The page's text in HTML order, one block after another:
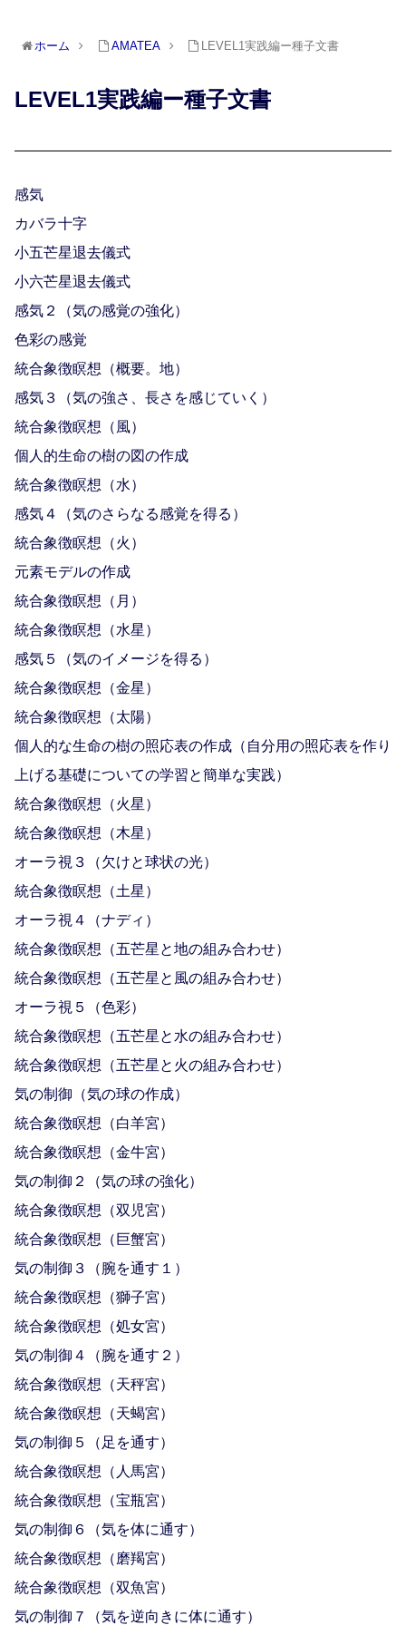
ホーム AMATEA LEVEL1実践編ー種子文書
LEVEL1実践編ー種子文書
感気
カバラ十字
小五芒星退去儀式
小六芒星退去儀式
感気２（気の感覚の強化）
色彩の感覚
統合象徴瞑想（概要。地）
感気３（気の強さ、長さを感じていく）
統合象徴瞑想（風）
個人的生命の樹の図の作成
統合象徴瞑想（水）
感気４（気のさらなる感覚を得る）
統合象徴瞑想（火）
元素モデルの作成
統合象徴瞑想（月）
統合象徴瞑想（水星）
感気５（気のイメージを得る）
統合象徴瞑想（金星）
統合象徴瞑想（太陽）
個人的な生命の樹の照応表の作成（自分用の照応表を作り
上げる基礎についての学習と簡単な実践）
統合象徴瞑想（火星）
統合象徴瞑想（木星）
オーラ視３（欠けと球状の光）
統合象徴瞑想（土星）
オーラ視４（ナディ）
統合象徴瞑想（五芒星と地の組み合わせ）
統合象徴瞑想（五芒星と風の組み合わせ）
オーラ視５（色彩）
統合象徴瞑想（五芒星と水の組み合わせ）
統合象徴瞑想（五芒星と火の組み合わせ）
気の制御（気の球の作成）
統合象徴瞑想（白羊宮）
統合象徴瞑想（金牛宮）
気の制御２（気の球の強化）
統合象徴瞑想（双児宮）
統合象徴瞑想（巨蟹宮）
気の制御３（腕を通す１）
統合象徴瞑想（獅子宮）
統合象徴瞑想（処女宮）
気の制御４（腕を通す２）
統合象徴瞑想（天秤宮）
統合象徴瞑想（天蝎宮）
気の制御５（足を通す）
統合象徴瞑想（人馬宮）
統合象徴瞑想（宝瓶宮）
気の制御６（気を体に通す）
統合象徴瞑想（磨羯宮）
統合象徴瞑想（双魚宮）
気の制御７（気を逆向きに体に通す）